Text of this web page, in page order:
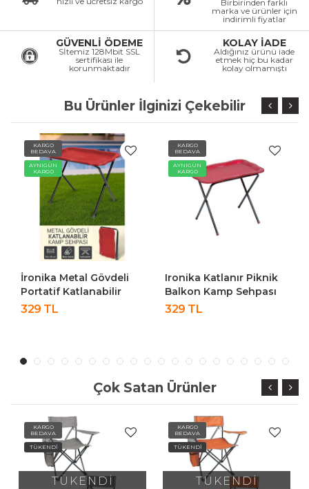
Birbirinden farklı
marka ve ürünler için
indirimli fiyatlar
GÜVENLİ ÖDEME
Sİtemiz 128Mbit SSL
sertifikası ile
korunmaktadır
KOLAY İADE
Aldığınız ürünü iade
etmek hiç bu kadar
kolay olmamıştı
Bu Ürünler İlginizi Çekebilir
KARGO
BEDAVA
AYNIGÜN
KARGO
İronika Metal Gövdeli
Portatif Katlanabilir
Kamp Piknik Balkon
329 TL
KARGO
BEDAVA
AYNIGÜN
KARGO
Ironika Katlanır Piknik
Balkon Kamp Sehpası
Masası
329 TL
Çok Satan Ürünler
KARGO
BEDAVA
TÜKENDİ
TÜKENDİ
KARGO
BEDAVA
TÜKENDİ
TÜKENDİ